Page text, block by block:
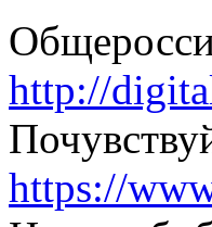
http://
https://